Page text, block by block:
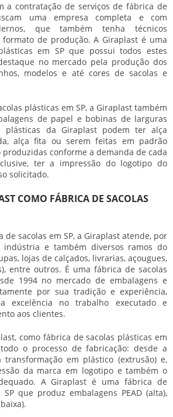
a contratação de serviços de fábrica de
uma empresa completa e com
que também tenha técnicos
formato de produção. A Giraplast é uma
em SP que possui todos estes
no mercado pela produção dos
modelos e até cores de sacolas e
plásticas em SP, a Giraplast também
de papel e bobinas de larguras
plásticas da Giraplast podem ter alça
alça fita ou serem feitas em padrão
conforme a demanda de cada
ter a impressão do logotipo do
solicitado.
COMO FÁBRICA DE SACOLAS
de sacolas em SP, a Giraplast atende, por
indústria e também diversos ramos do
lojas de calçados, livrarias, açougues,
entre outros. É uma fábrica de sacolas
1994 no mercado de embalagens e
por sua tradição e experiência,
excelência no trabalho executado e
aos clientes.
como fábrica de sacolas plásticas em
o processo de fabricação: desde a
em plástico (extrusão) e,
da marca em logotipo e também o
A Giraplast é uma fábrica de
que produz embalagens PEAD (alta),